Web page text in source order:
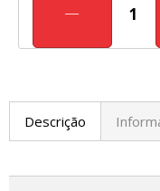
Descrição